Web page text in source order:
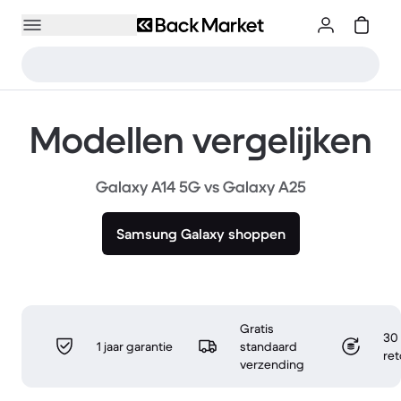
Modellen vergelijken
Galaxy A14 5G vs Galaxy A25
Samsung Galaxy shoppen
1 jaar garantie
Gratis
standaard
verzending
30